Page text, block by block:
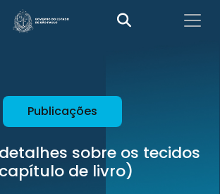
Publicações
sobre os tecidos
de livro)